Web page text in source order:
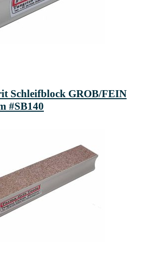
Schleifblock GROB/FEIN
#SB140